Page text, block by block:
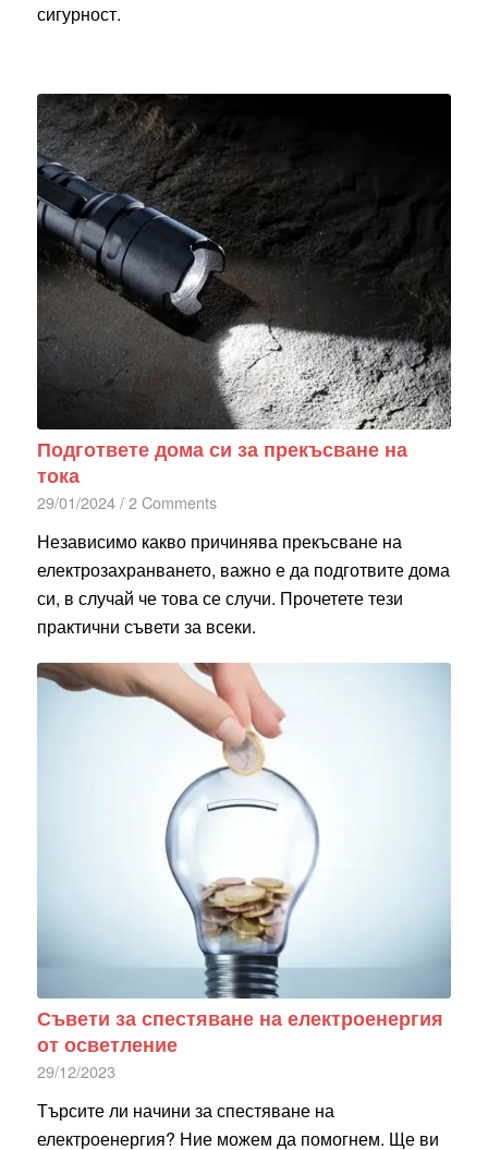
сигурност.
Подгответе дома си за прекъсване на
тока
29/01/2024 / 2 Comments
Независимо какво причинява прекъсване на
електрозахранването, важно е да подготвите дома
си, в случай че това се случи. Прочетете тези
практични съвети за всеки.
Съвети за спестяване на електроенергия
от осветление
29/12/2023
Търсите ли начини за спестяване на
електроенергия? Ние можем да помогнем. Ще ви